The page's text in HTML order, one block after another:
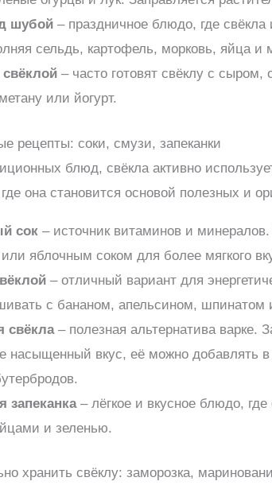
шубой – праздничное блюдо, где свёкла
сельдь, картофель, морковь, яйца и
свёклой – часто готовят свёклу с сыром,
или йогурт.
рецепты: соки, смузи, запеканки
блюд, свёкла активно
она становится основой полезных и
сок – источник витаминов и
яблочным соком для более мягкого
– отличный вариант для
с бананом, апельсином,
свёкла– полезная альтернатива варке.
насыщенный вкус, её можно добавлять
запеканка– лёгкое и вкусное блюдо, где
и зеленью.
хранить свёклу: заморозка,